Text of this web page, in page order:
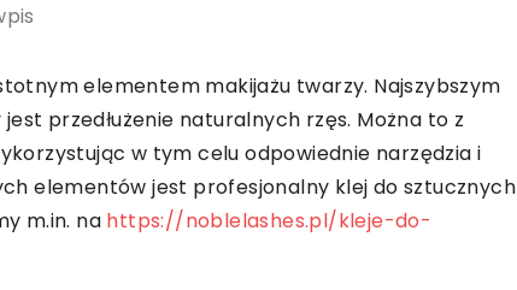
elementem makijażu twarzy. Najszybszym
przedłużenie naturalnych rzęs. Można to z
w tym celu odpowiednie narzędzia i
elementów jest profesjonalny klej do sztucznych
m.in. na https://noblelashes.pl/kleje-do-